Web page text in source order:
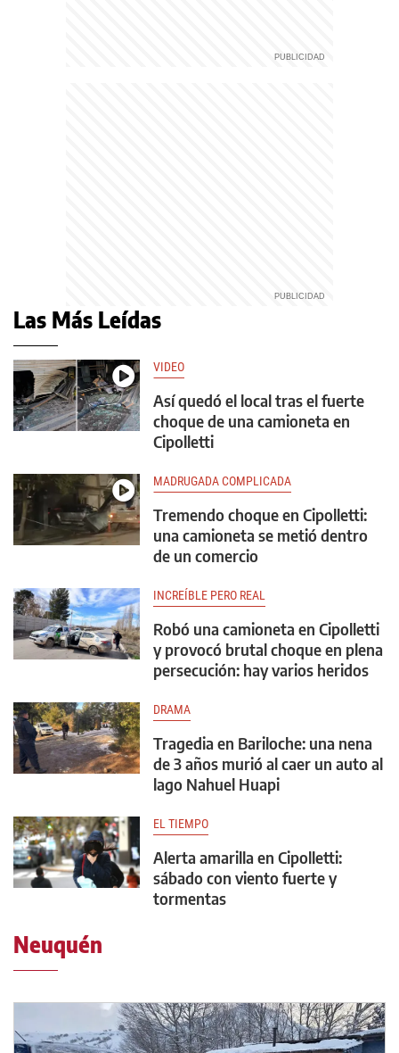
Las Más Leídas
VIDEO
Así quedó el local tras el fuerte
choque de una camioneta en
Cipolletti
MADRUGADA COMPLICADA
Tremendo choque en Cipolletti:
una camioneta se metió dentro
de un comercio
INCREÍBLE PERO REAL
Robó una camioneta en Cipolletti
y provocó brutal choque en plena
persecución: hay varios heridos
DRAMA
Tragedia en Bariloche: una nena
de 3 años murió al caer un auto al
lago Nahuel Huapi
EL TIEMPO
Alerta amarilla en Cipolletti:
sábado con viento fuerte y
tormentas
Neuquén